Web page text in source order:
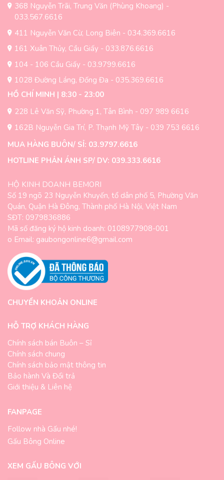
368 Nguyễn Trãi, Trung Văn (Phùng Khoang) -
033.567.6616
411 Nguyễn Văn Cừ, Long Biên - 034.369.6616
161 Xuân Thủy, Cầu Giấy - 033.876.6616
104 - 106 Cầu Giấy - 03.9799.6616
1028 Đường Láng, Đống Đa - 035.369.6616
HỒ CHÍ MINH | 8:30 - 23:00
228 Lê Văn Sỹ, Phường 1, Tân Bình - 097 989 6616
162B Nguyễn Gia Trí, P. Thạnh Mỹ Tây - 039 753 6616
MUA HÀNG BUÔN/ SỈ: 03.9797.6616
HOTLINE PHẢN ÁNH SP/ DV: 039.333.6616
HỘ KINH DOANH BEMORI
Số 19 ngõ 23 Nguyễn Khuyến, tổ dân phố 5, Phường Văn
Quán, Quận Hà Đông, Thành phố Hà Nội, Việt Nam
SĐT: 0979836886
Mã số đăng ký hộ kinh doanh: 0108977908-001
o Email: gaubongonline6@gmail.com
CHUYỂN KHOẢN ONLINE
HỖ TRỢ KHÁCH HÀNG
Chính sách bán Buôn – Sỉ
Chính sách chung
Chính sách bảo mật thông tin
Bảo hành Và Đổi trả
Giới thiệu & Liên hệ
FANPAGE
Follow nhà Gấu nhé!
Gấu Bông Online
XEM GẤU BÔNG VỚI